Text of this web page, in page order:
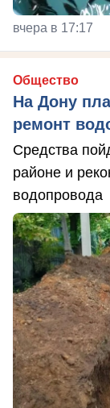
вчера в 17:17
Общество
На Дону
ремонт
Средства
районе и
водопровода